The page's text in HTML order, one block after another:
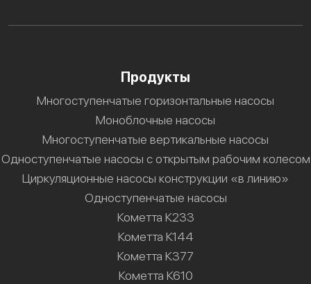
Продукты
Многоступенчатые горизонтальные насосы
Моноблочные насосы
Многоступенчатые вертикальные насосы
Одноступенчатые насосы с открытым рабочим колесом
Циркуляционные насосы конструкции «в линию»
Одноступенчатые насосы
Кометта К233
Кометта К144
Кометта К377
Кометта К610